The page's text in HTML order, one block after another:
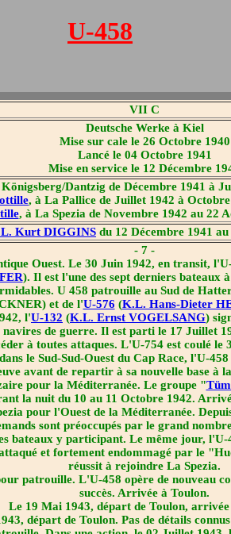
U-458
VII C
Deutsche Werke à Kiel
Mise sur cale le 26 Octobre 1940
Lancé le 04 Octobre 1941
Mise en service le 12 Décembre
Dantzig de Décembre 1941 à
, à La Pallice de Juillet 1942 à
, à La Spezia de Novembre 1942 au 22
Kurt DIGGINS du 12 Décembre 1941
- 7 -
Ouest. Le 30 Juin 1942, en transit,
). Il est l'une des sept derniers bateaux
U 458 patrouille au Sud de
et de l'U-576 (K.L. Hans-Dieter
l'U-132 (K.L. Ernst VOGELSANG)
navires de guerre. Il est parti le 17
à toutes attaques. L'U-754 est coulé
le Sud-Sud-Ouest du Cap Race, l'U-
avant de repartir à sa nouvelle base à
pour la Méditerranée. Le groupe "
la nuit du 10 au 11 Octobre 1942.
pour l'Ouest de la Méditerranée.
sont préoccupés par le grand
bateaux y participant. Le même jour,
et fortement endommagé par le
réussit à rejoindre La Spezia.
patrouille. L'U-458 opère de nouveau
succès. Arrivée à Toulon.
Le 19 Mai 1943, départ de Toulon, arrivée
départ de Toulon. Pas de détails